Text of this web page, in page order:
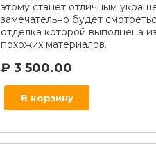
этому станет отличным
замечательно будет
отделка которой выполнена
похожих материалов.
₽ 3 500.00
В корзину